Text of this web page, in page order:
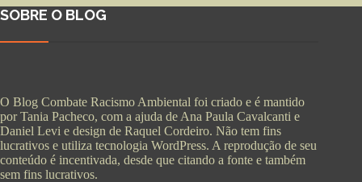
SOBRE O BLOG
O Blog Combate Racismo Ambiental foi criado e é mantido
por Tania Pacheco, com a ajuda de Ana Paula Cavalcanti e
Daniel Levi e design de Raquel Cordeiro. Não tem fins
lucrativos e utiliza tecnologia WordPress. A reprodução de seu
conteúdo é incentivada, desde que citando a fonte e também
sem fins lucrativos.